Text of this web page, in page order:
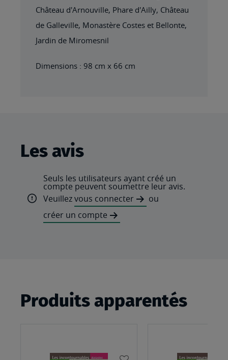
Château d'Arnouville, Phare d'Ailly, Château
de Galleville, Monastère Costes et Bellonte,
Jardin de Miromesnil
Dimensions : 98 cm x 66 cm
Les avis
Seuls les utilisateurs ayant créé un
compte peuvent soumettre leur avis.
Veuillezvous connecter
ou
créer un compte
Produits apparentés